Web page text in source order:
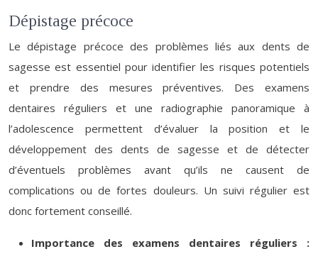
Dépistage précoce
Le dépistage précoce des problèmes liés aux dents de
sagesse est essentiel pour identifier les risques potentiels
et prendre des mesures préventives. Des examens
dentaires réguliers et une radiographie panoramique à
l’adolescence permettent d’évaluer la position et le
développement des dents de sagesse et de détecter
d’éventuels problèmes avant qu’ils ne causent de
complications ou de fortes douleurs. Un suivi régulier est
donc fortement conseillé.
Importance des examens dentaires réguliers :